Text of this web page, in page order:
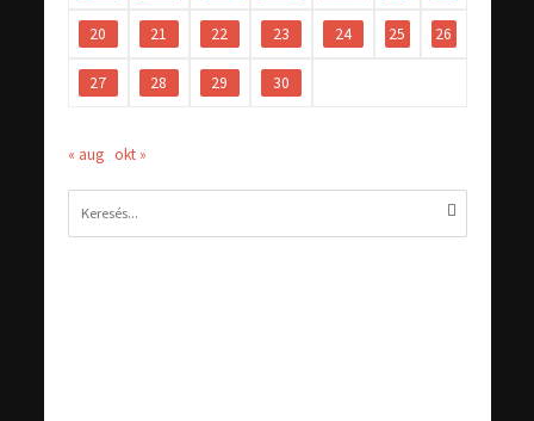
20 21 22 23 24 25 26
27 28 29 30
« aug okt »